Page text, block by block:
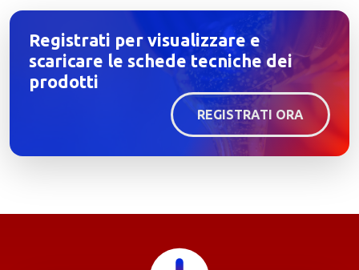
Registrati per visualizzare e
scaricare le schede tecniche dei
prodotti
REGISTRATI ORA